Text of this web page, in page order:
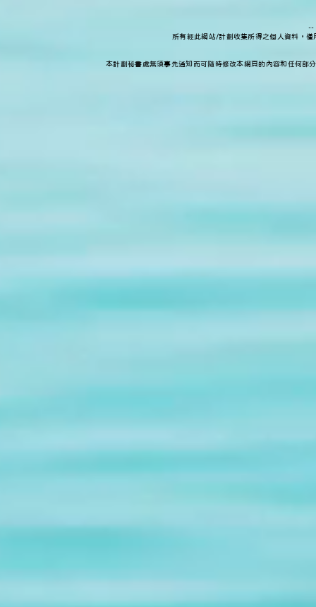
--
所有經此網站/計劃收集所得之個人資料，
本計劃秘書處無須事先通知而可隨時修改本網頁的內容和任何部